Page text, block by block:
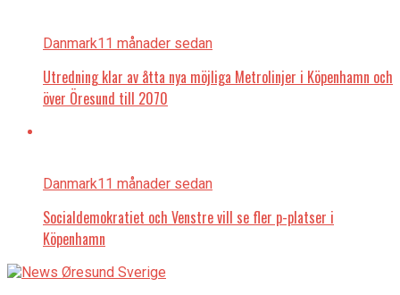
Danmark11 månader sedan
Utredning klar av åtta nya möjliga Metrolinjer i Köpenhamn och
över Öresund till 2070
Danmark11 månader sedan
Socialdemokratiet och Venstre vill se fler p-platser i
Köpenhamn